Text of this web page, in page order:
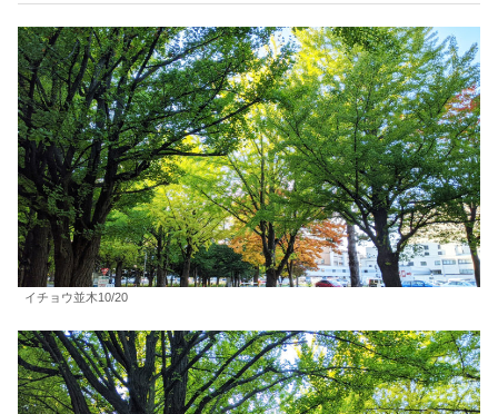
イチョウ並木10/20